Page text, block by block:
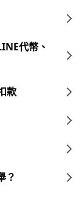
代幣、
款
？